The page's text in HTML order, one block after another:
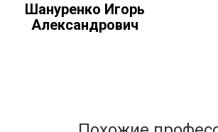
Шануренко Игорь
Александрович